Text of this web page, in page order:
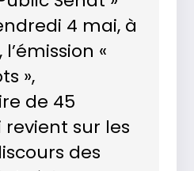
4 mai, à
l’émission «
»,
de 45
sur les
des